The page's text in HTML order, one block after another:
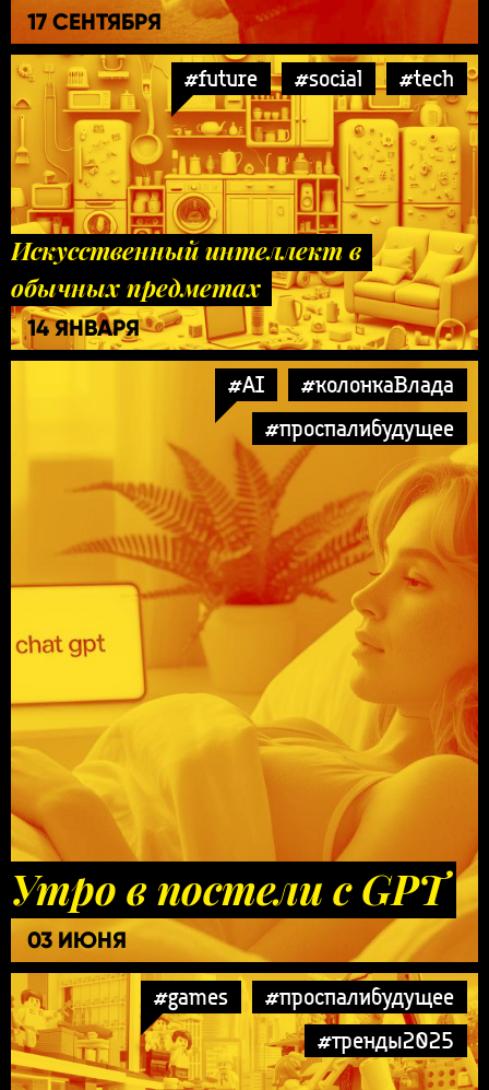
17 СЕНТЯБРЯ
#future #social #tech
Искусственный интеллект в
обычных предметах
14 ЯНВАРЯ
#AI
#колонкаВлада
#проспалибудущее
Утро в постели с GPT
03 ИЮНЯ
#games
#проспалибудущее
#тренды2025